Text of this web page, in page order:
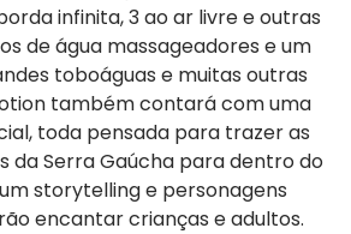
infinita, 3 ao ar livre e outras
de água massageadores e um
toboáguas e muitas outras
também contará com uma
toda pensada para trazer as
da Serra Gaúcha para dentro do
storytelling e personagens
encantar crianças e adultos.